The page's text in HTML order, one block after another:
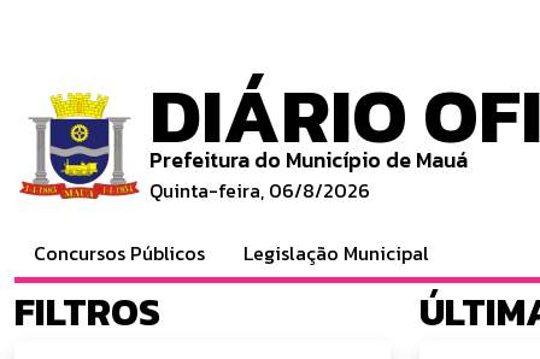
DIÁRIO
Prefeitura do Município de Mauá
Quinta-feira, 06/8/2026
Concursos Públicos Legislação Municipal
FILTROS